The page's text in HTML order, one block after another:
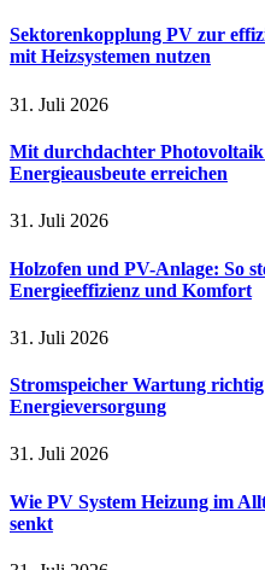
Sektorenkopplung PV zur
mit Heizsystemen nutzen
31. Juli 2026
Mit durchdachter
Energieausbeute erreichen
31. Juli 2026
Holzofen und PV-Anlage: So
Energieeffizienz und Komfort
31. Juli 2026
Stromspeicher Wartung
Energieversorgung
31. Juli 2026
Wie PV System Heizung im
senkt